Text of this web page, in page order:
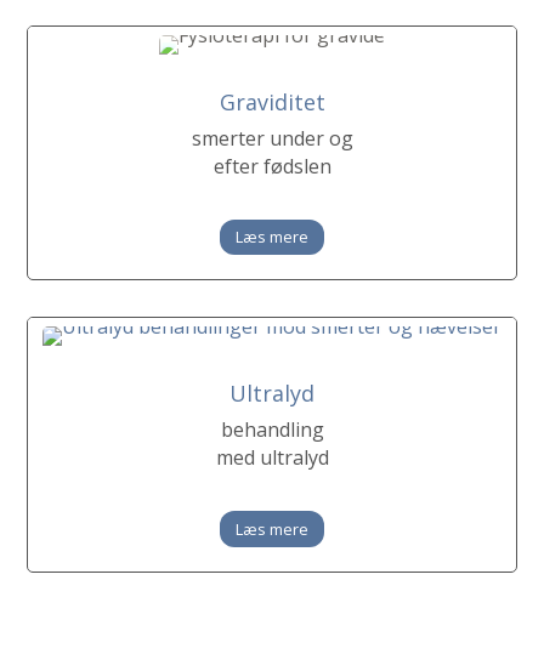
Graviditet
smerter under og
efter fødslen
Læs mere
Ultralyd
behandling
med ultralyd
Læs mere